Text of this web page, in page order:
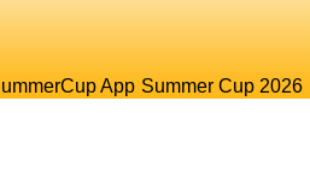
App Summer Cup 2026